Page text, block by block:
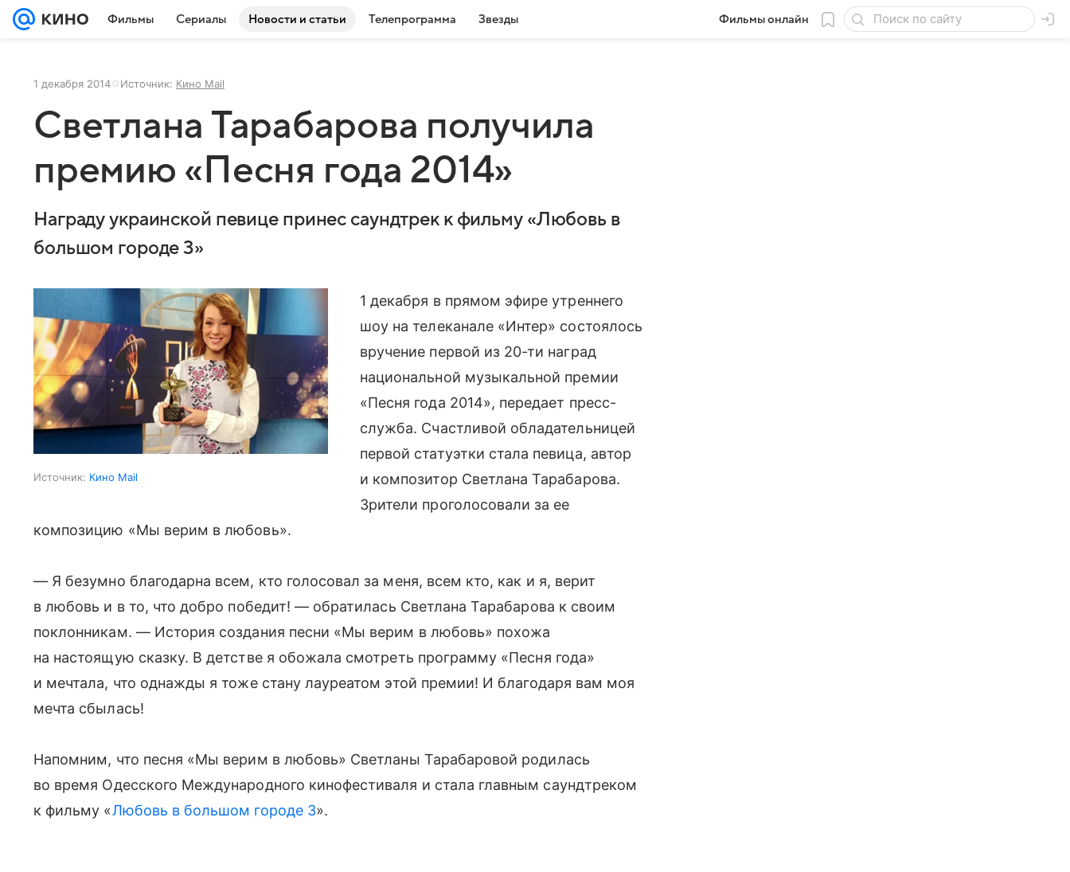
Фильмы Сериалы Новости и статьи Телепрограмма Звезды Фильмы онлайн
1 декабря 2014 Источник: Кино Mail
Светлана Тарабарова получила
премию «Песня года 2014»
Награду украинской певице принес саундтрек к фильму «Любовь в
большом городе 3»
Источник: Кино Mail
1 декабря в прямом эфире утреннего
шоу на телеканале «Интер» состоялось
вручение первой из 20-ти наград
национальной музыкальной премии
«Песня года 2014», передает пресс-
служба. Счастливой обладательницей
первой статуэтки стала певица, автор
и композитор Светлана Тарабарова.
Зрители проголосовали за ее
композицию «Мы верим в любовь».
— Я безумно благодарна всем, кто голосовал за меня, всем кто, как и я, верит
в любовь и в то, что добро победит! — обратилась Светлана Тарабарова к своим
поклонникам. — История создания песни «Мы верим в любовь» похожа
на настоящую сказку. В детстве я обожала смотреть программу «Песня года»
и мечтала, что однажды я тоже стану лауреатом этой премии! И благодаря вам моя
мечта сбылась!
Напомним, что песня «Мы верим в любовь» Светланы Тарабаровой родилась
во время Одесского Международного кинофестиваля и стала главным саундтреком
к фильму «Любовь в большом городе 3».